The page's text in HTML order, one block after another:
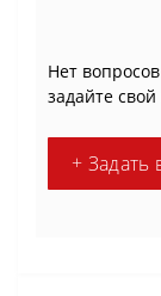
Нет
задайте
+ Задать